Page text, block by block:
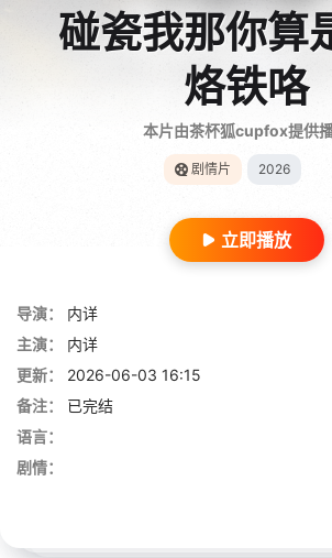
碰瓷我那你算
烙铁咯
本片由茶杯狐cupfox提供
剧情片 2026
立即播放
导演：
内详
主演：
内详
更新：
2026-06-03 16:15
备注：
已完结
语言：
剧情：